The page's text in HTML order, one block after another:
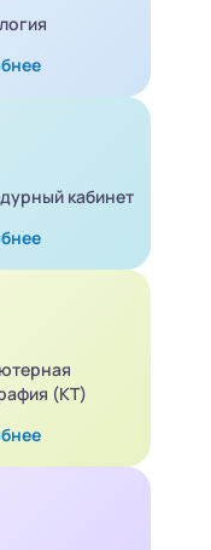
кабинет
(КТ)